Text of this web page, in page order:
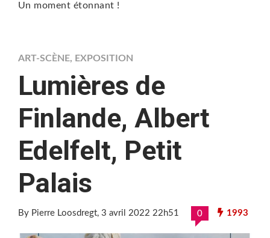
Un moment étonnant !
ART-SCÈNE, EXPOSITION
Lumières de
Finlande, Albert
Edelfelt, Petit
Palais
By Pierre Loosdregt, 3 avril 2022 22h51 0 1993